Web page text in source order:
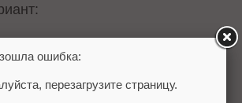
js-редирект на
потому что
способ
ошибка:
перезагрузите страницу.